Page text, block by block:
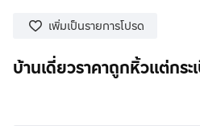
เพิ่มเป็นรายการโปรด
บ้านเดี่ยวราคาถูกหิ้วแต่กระ